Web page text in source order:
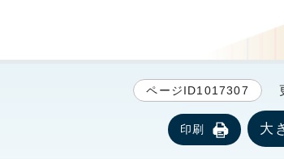
ページID1017307 更
印刷 大